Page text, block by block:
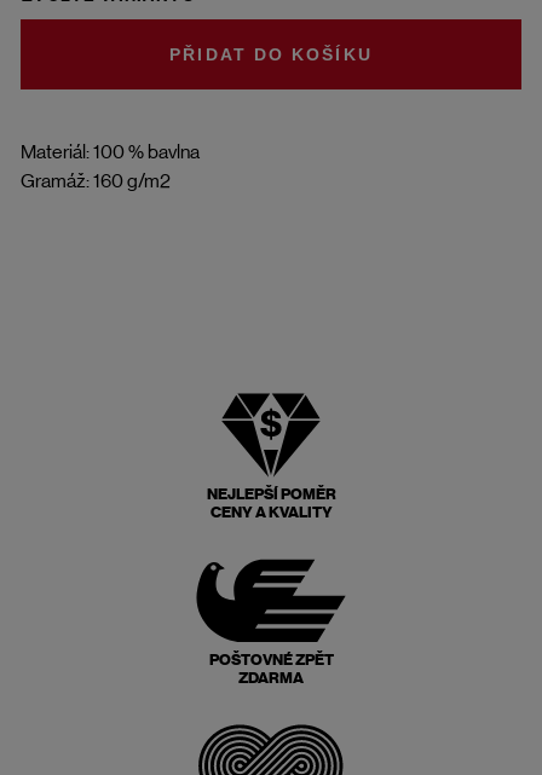
Materiál: 100 % bavlna
Gramáž: 160 g/m2
DO KOŠÍKU
NEJLEPŠÍ POMĚR
CENY A KVALITY
POŠTOVNÉ ZPĚT
ZDARMA